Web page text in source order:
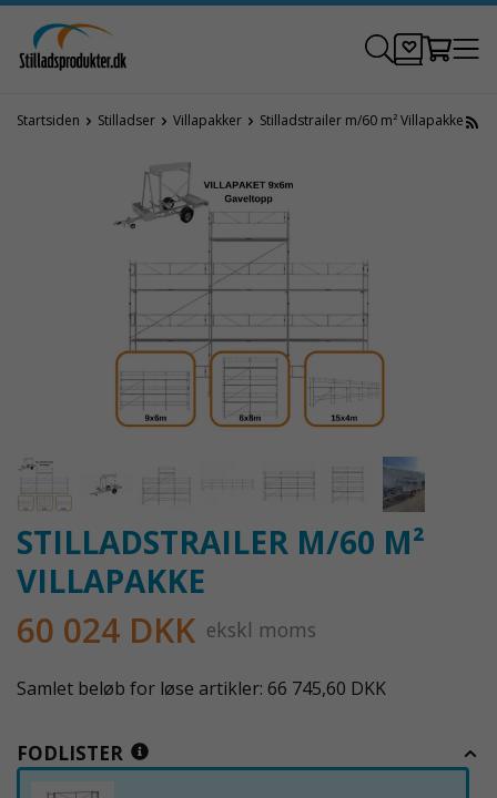
Startsiden Stilladser Villapakker Stilladstrailer m/60 m² Villapakke
STILLADSTRAILER M/60 M²
VILLAPAKKE
60 024 DKK ekskl moms
Samlet beløb for løse artikler: 66 745,60 DKK
FODLISTER